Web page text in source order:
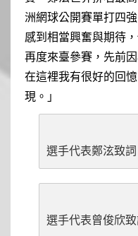
洲網球公開賽單打四
感到相當興奮與期待
再度來臺參賽，先前
在這裡我有很好的回
現。」
選手代表鄭泫致詞
選手代表曾俊欣致